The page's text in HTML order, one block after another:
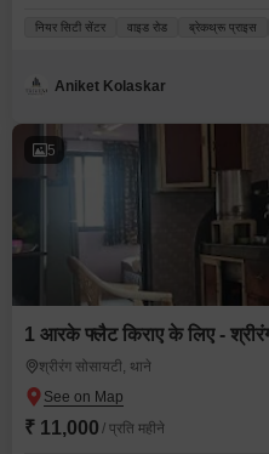
नियर सिटी सेंटर वाइड रोड ब्रेकथ्रू प्राइस
Aniket Kolaskar
5
1 आरके फ्लैट किराए के लिए -
श्रीरंग सोसायटी, थाने
₹ 11,000 / प्रति महीने